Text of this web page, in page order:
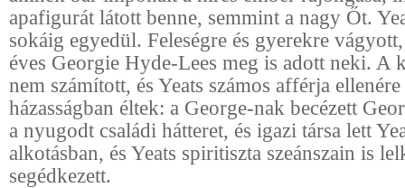
apafigurát látott benne, semmint a nagy Őt.
sokáig egyedül. Feleségre és gyerekre
éves Georgie Hyde-Lees meg is adott neki. A
nem számított, és Yeats számos afférja
házasságban éltek: a George-nak becézett
a nyugodt családi hátteret, és igazi társa lett
alkotásban, és Yeats spiritiszta szeánszain is
segédkezett.